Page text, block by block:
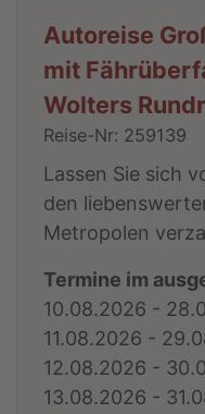
Autoreise
mit
Wolters
Reise-Nr: 259139
Lassen Sie sich
den
Metropolen
Termine im
10.08.2026 -
11.08.2026 -
12.08.2026 -
13.08.2026 -